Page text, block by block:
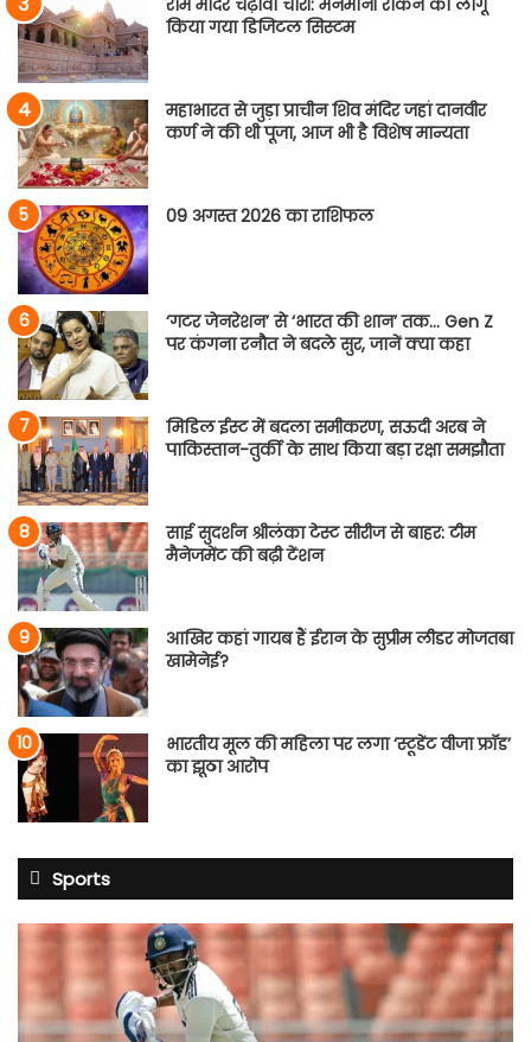
किया गया डिजिटल सिस्टम
महाभारत से जुड़ा प्राचीन शिव मंदिर जहां दानवीर
कर्ण ने की थी पूजा, आज भी है विशेष मान्यता
09 अगस्त 2026 का राशिफल
‘गटर जेनरेशन’ से ‘भारत की शान’ तक… Gen Z
पर कंगना रनौत ने बदले सुर, जानें क्या कहा
मिडिल ईस्ट में बदला समीकरण, सऊदी अरब ने
पाकिस्तान-तुर्की के साथ किया बड़ा रक्षा समझौता
साई सुदर्शन श्रीलंका टेस्ट सीरीज से बाहर: टीम
मैनेजमेंट की बढ़ी टेंशन
आखिर कहां गायब हैं ईरान के सुप्रीम लीडर मोजतबा
खामेनेई?
भारतीय मूल की महिला पर लगा ‘स्टूडेंट वीजा फ्रॉड’
का झूठा आरोप
Sports
साई
श्रीलंका
टेस्ट
सीरीज